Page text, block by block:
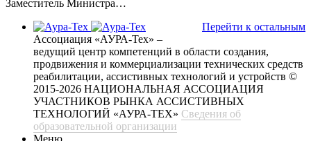
Заместитель Министра…
Перейти к остальным
Ассоциация «АУРА-Тех» –
ведущий центр компетенций в области создания,
продвижения и коммерциализации технических средств
реабилитации, ассистивных технологий и устройств ©
2015-2026 НАЦИОНАЛЬНАЯ АССОЦИАЦИЯ
УЧАСТНИКОВ РЫНКА АССИСТИВНЫХ
ТЕХНОЛОГИЙ «АУРА-ТЕХ» Сведения об
образовательной организации